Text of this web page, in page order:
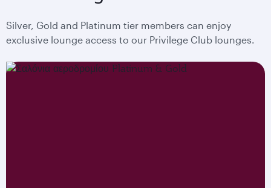
Silver, Gold and Platinum tier members can enjoy
exclusive lounge access to our Privilege Club lounges.